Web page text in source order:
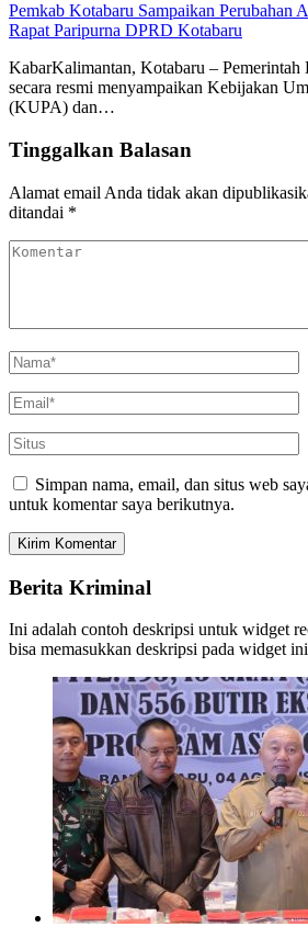
Pemkab Kotabaru Sampaikan Perubahan
Rapat Paripurna DPRD Kotabaru
KabarKalimantan, Kotabaru – Pemerintah
secara resmi menyampaikan Kebijakan
(KUPA) dan…
Tinggalkan Balasan
Alamat email Anda tidak akan
ditandai *
Simpan nama, email, dan situs web
untuk komentar saya berikutnya.
Berita Kriminal
Ini adalah contoh deskripsi untuk widget
bisa memasukkan deskripsi pada widget